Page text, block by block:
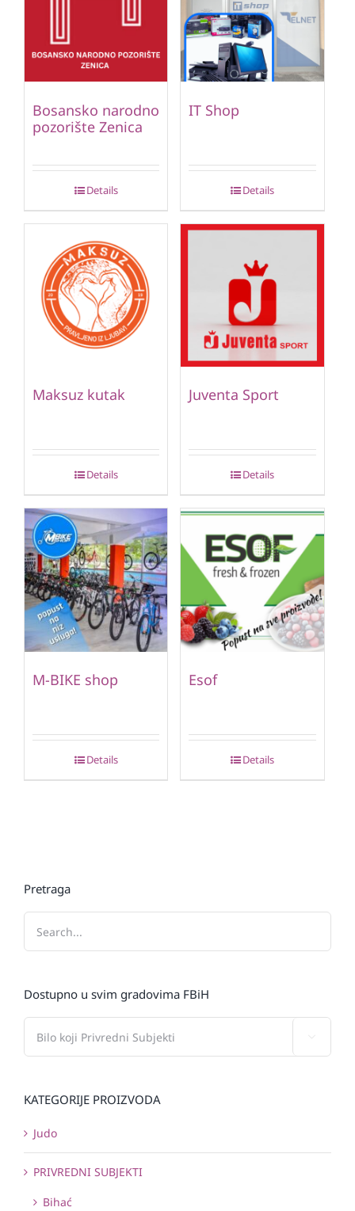
Bosansko narodno
pozorište Zenica
Details
IT Shop
Details
Maksuz kutak
Details
Juventa Sport
Details
M-BIKE shop
Details
Esof
Details
Pretraga
Dostupno u svim gradovima FBiH
KATEGORIJE PROIZVODA
Judo
PRIVREDNI SUBJEKTI
Bihać